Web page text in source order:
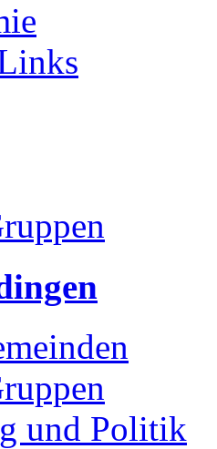
und Politik